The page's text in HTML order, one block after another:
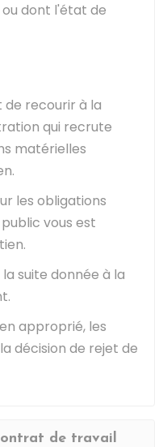
dont l'état de
de recourir à la
qui recrute
matérielles
les obligations
vous est
suite donnée à la
approprié, les
décision de rejet de
de travail